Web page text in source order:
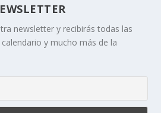
newsletter y recibirás todas las
y mucho más de la